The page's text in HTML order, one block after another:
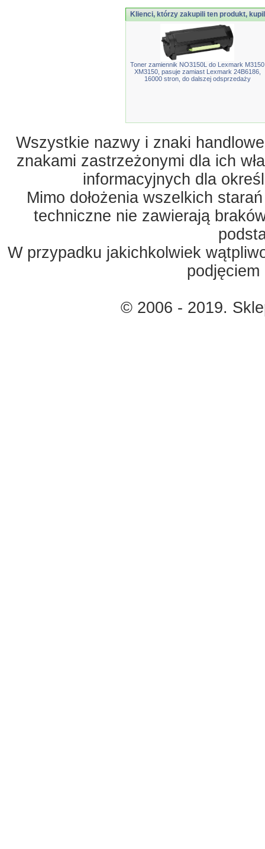
Klienci, którzy zakupili ten produkt,
Toner zamiennik NO3150L do Lexmark M3150
XM3150, pasuje zamiast Lexmark 24B6186,
16000 stron, do dalszej odsprzedaży
Wszystkie nazwy i znaki
znakami zastrzeżonymi dla ich
informacyjnych dla
Mimo dołożenia wszelkich
techniczne nie zawierają
W przypadku jakichkolwiek
© 2006 - 2019.